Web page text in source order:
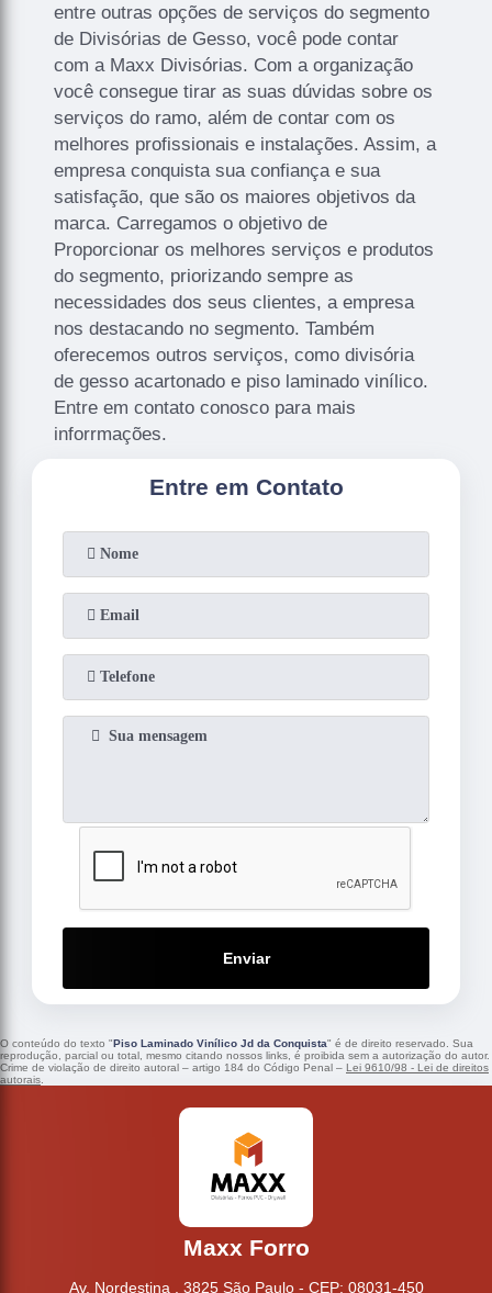
entre outras opções de serviços do segmento
de Divisórias de Gesso, você pode contar
com a Maxx Divisórias. Com a organização
você consegue tirar as suas dúvidas sobre os
serviços do ramo, além de contar com os
melhores profissionais e instalações. Assim, a
empresa conquista sua confiança e sua
satisfação, que são os maiores objetivos da
marca. Carregamos o objetivo de
Proporcionar os melhores serviços e produtos
do segmento, priorizando sempre as
necessidades dos seus clientes, a empresa
nos destacando no segmento. Também
oferecemos outros serviços, como divisória
de gesso acartonado e piso laminado vinílico.
Entre em contato conosco para mais
inforrmações.
Entre em Contato
Enviar
O conteúdo do texto "Piso Laminado Vinílico Jd da Conquista" é de direito reservado. Sua
reprodução, parcial ou total, mesmo citando nossos links, é proibida sem a autorização do autor.
Crime de violação de direito autoral – artigo 184 do Código Penal – Lei 9610/98 - Lei de direitos
autorais.
Maxx Forro
Av. Nordestina , 3825 São Paulo - CEP: 08031-450